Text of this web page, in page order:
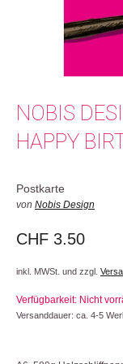
NOBIS
HAPPY
Postkarte
von Nobis Design
CHF 3.50
inkl. MWSt. und zzgl.
Verfügbarkeit: Nicht
Versanddauer: ca. 4-5